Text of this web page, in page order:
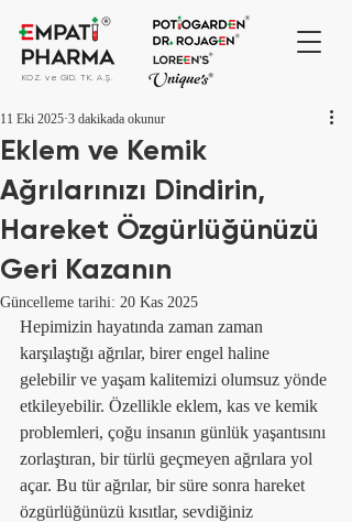
KOZ. ve GID. TK. A.Ş.
Eklem ve Kemik
Ağrılarınızı Dindirin,
Hareket Özgürlüğünüzü
Geri Kazanın
11 Eki 2025 3 dakikada okunur
Güncelleme tarihi: 20 Kas 2025
Hepimizin hayatında zaman zaman
karşılaştığı ağrılar, birer engel haline
gelebilir ve yaşam kalitemizi olumsuz yönde
etkileyebilir. Özellikle eklem, kas ve kemik
problemleri, çoğu insanın günlük yaşantısını
zorlaştıran, bir türlü geçmeyen ağrılara yol
açar. Bu tür ağrılar, bir süre sonra hareket
özgürlüğünüzü kısıtlar, sevdiğiniz